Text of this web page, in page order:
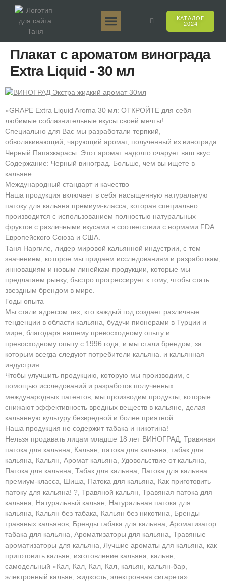
КАТАЛОГ
2024
Плакат с ароматом винограда
Extra Liquid - 30 мл
«GRAPE Extra Liquid Aroma 30 мл: ОТКРОЙТЕ для себя
любимые соблазнительные вкусы своей мечты!
Специально для Вас мы разработали терпкий,
обволакивающий, чарующий аромат, полученный из винограда
Черный Папазкарасы. Этот аромат надолго очарует ваш вкус.
Содержание: Черный виноград. Больше, чем вы ищете в
кальяне.
Международный стандарт и качество
Наша продукция включает в себя насыщенную натуральную
патоку для кальяна премиум-класса, которая специально
производится с использованием полностью натуральных
фруктов с различными вкусами в соответствии с нормами FDA
Европейского Союза и США.
Таня Наргиле, лидер мировой кальянной индустрии, с тем
значением, которое мы придаем исследованиям и разработкам,
инновациям и новым линейкам продукции, которые мы
предлагаем рынку, быстро прогрессирует к тому, чтобы стать
звездным брендом в мире.
Годы опыта
Мы стали адресом тех, кто каждый год создает различные
тенденции в области кальяна, будучи пионерами в Турции и
мире, благодаря нашему превосходному опыту и
превосходному опыту с 1996 года, и мы стали брендом, за
которым всегда следуют потребители кальяна. и кальянная
индустрия.
Чтобы улучшить продукцию, которую мы производим, с
помощью исследований и разработок полученных
международных патентов, мы производим продукты, которые
снижают эффективность вредных веществ в кальяне, делая
кальянную культуру безвредной и более приятной.
Наша продукция не содержит табака и никотина!
Нельзя продавать лицам младше 18 лет ВИНОГРАД, Травяная
патока для кальяна, Кальян, патока для кальяна, табак для
кальяна, Кальян, Аромат кальяна, Удовольствие от кальяна,
Патока для кальяна, Табак для кальяна, Патока для кальяна
премиум-класса, Шиша, Патока для кальяна, Как приготовить
патоку для кальяна! ?, Травяной кальян, Травяная патока для
кальяна, Натуральный кальян, Натуральная патока для
кальяна, Кальян без табака, Кальян без никотина, Бренды
травяных кальянов, Бренды табака для кальяна, Ароматизатор
табака для кальяна, Ароматизаторы для кальяна, Травяные
ароматизаторы для кальяна, Лучшие ароматы для кальяна, как
приготовить кальян, изготовление кальяна, кальян,
самодельный «Кал, Кал, Кал, Кал, кальян, кальян-бар,
электронный кальян, жидкость, электронная сигарета»